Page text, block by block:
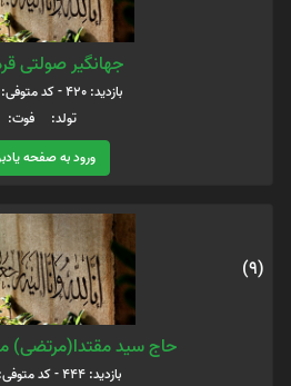
جهانگیر صولتی
بازدید: 420 - کد متوفی: 59059
تولد: فوت:
ورود به صفحه
(9)
حاج سید
بازدید: 444 - کد متوفی: 60419